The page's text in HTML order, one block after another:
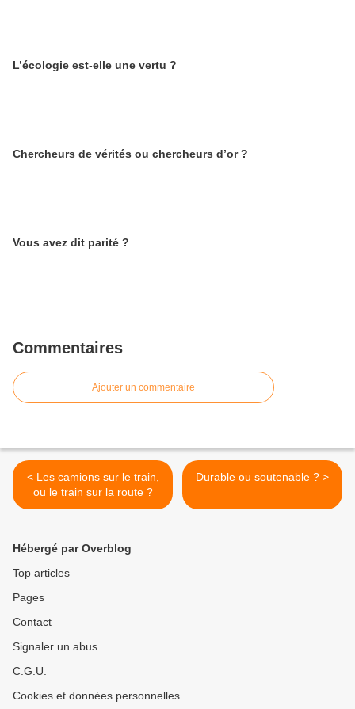
L’écologie est-elle une vertu ?
Chercheurs de vérités ou chercheurs d’or ?
Vous avez dit parité ?
Commentaires
Ajouter un commentaire
< Les camions sur le train,
ou le train sur la route ?
Durable ou soutenable ? >
Hébergé par Overblog
Top articles
Pages
Contact
Signaler un abus
C.G.U.
Cookies et données personnelles